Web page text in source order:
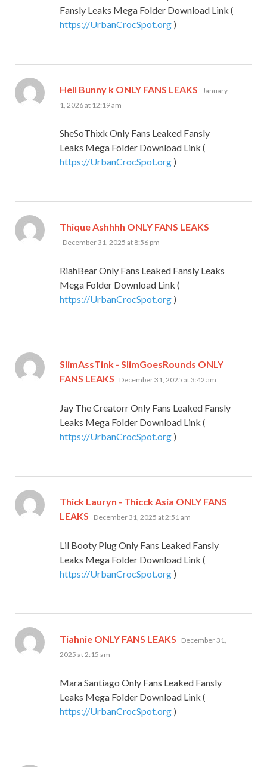
Fansly Leaks Mega Folder Download Link (
https://UrbanCrocSpot.org )
Hell Bunny k ONLY FANS LEAKS says:
January
1, 2026 at 12:19 am
SheSoThixk Only Fans Leaked Fansly
Leaks Mega Folder Download Link (
https://UrbanCrocSpot.org )
Thique Ashhhh ONLY FANS LEAKS
December 31, 2025 at 8:56 pm
RiahBear Only Fans Leaked Fansly Leaks
Mega Folder Download Link (
https://UrbanCrocSpot.org )
SlimAssTink - SlimGoesRounds ONLY
FANS LEAKS says:
December 31, 2025 at 3:42 am
Jay The Creatorr Only Fans Leaked Fansly
Leaks Mega Folder Download Link (
https://UrbanCrocSpot.org )
Thick Lauryn - Thicck Asia ONLY FANS
LEAKS says:
December 31, 2025 at 2:51 am
Lil Booty Plug Only Fans Leaked Fansly
Leaks Mega Folder Download Link (
https://UrbanCrocSpot.org )
Tiahnie ONLY FANS LEAKS says:
December 31,
2025 at 2:15 am
Mara Santiago Only Fans Leaked Fansly
Leaks Mega Folder Download Link (
https://UrbanCrocSpot.org )